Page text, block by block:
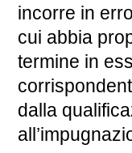
incorre in
cui abbia
termine in
dalla